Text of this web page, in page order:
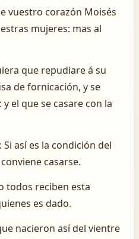
vuestro corazón Moisés
mujeres: mas al
que repudiare á su
de fornicación, y se
el que se casare con la
así es la condición del
casarse.
todos reciben esta
es dado.
nacieron así del vientre